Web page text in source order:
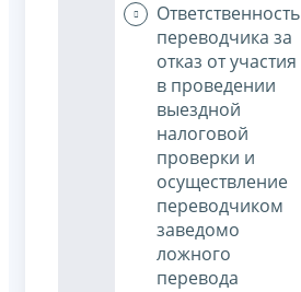
Ответственность
переводчика за
отказ от участия
в проведении
выездной
налоговой
проверки и
осуществление
переводчиком
заведомо
ложного
перевода